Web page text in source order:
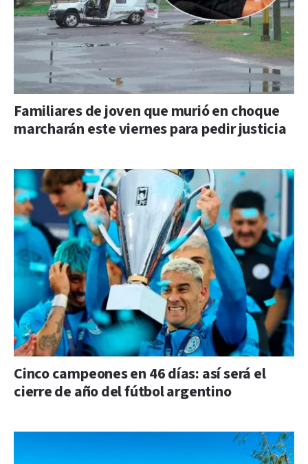
Familiares de joven que murió en choque
marcharán este viernes para pedir justicia
Cinco campeones en 46 días: así será el
cierre de año del fútbol argentino